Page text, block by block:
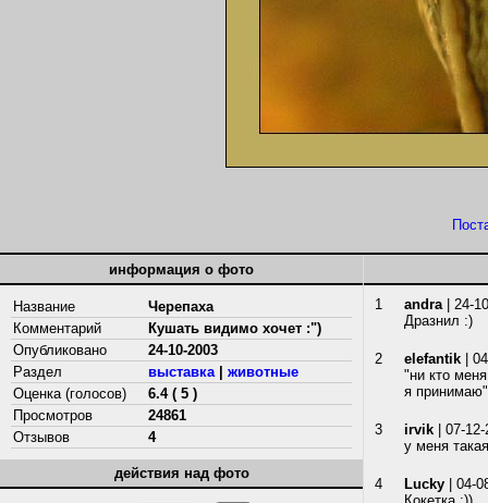
информация о фото
Название
Черепаха
Комментарий
Кушать видимо хочет :")
Опубликовано
24-10-2003
Раздел
выставка| животные
Оценка (голосов)
6.4 ( 5 )
Просмотров
24861
Отзывов
4
действия над фото
1 andra| 24-
Дразнил :)
2 elefantik |
"ни кто
я принимаю"
3 irvik | 07-
у меня
4 Lucky | 04-